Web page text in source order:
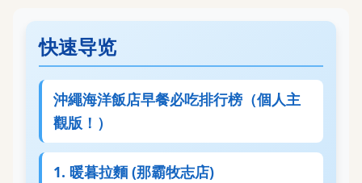
快速导览
沖繩海洋飯店早餐必吃排行榜（個人主
觀版！）
1. 暖暮拉麵 (那霸牧志店)